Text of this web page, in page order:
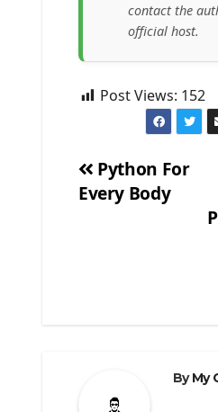
contact the
official host.
Post Views: 152
Post
Python For
Every Body
ByMy